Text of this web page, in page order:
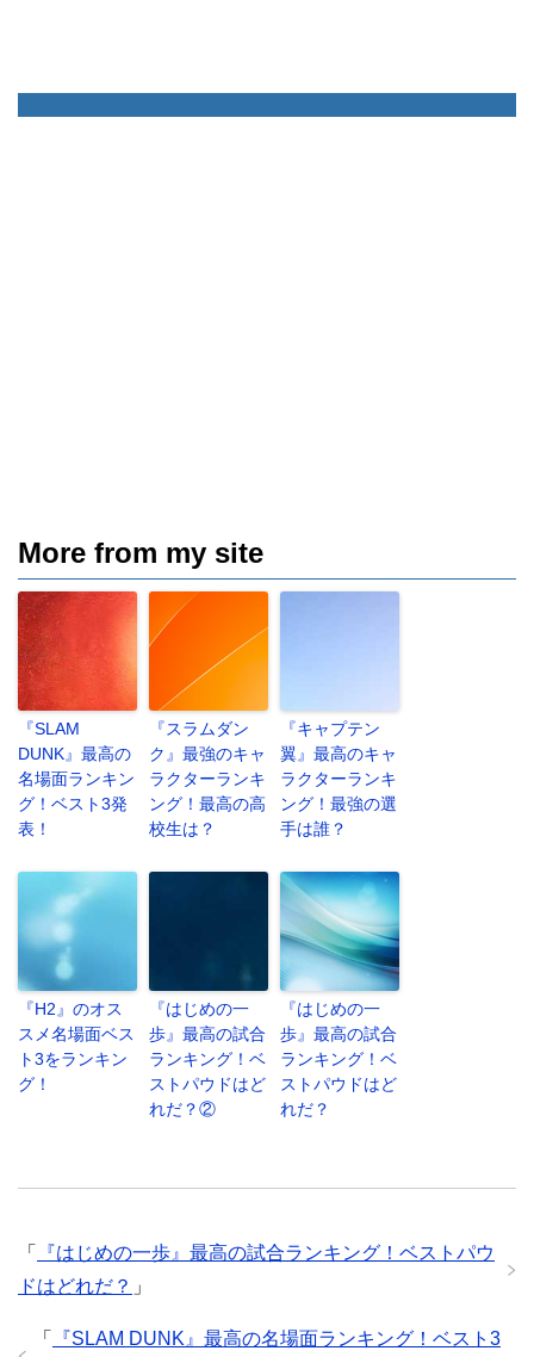
More from my site
『SLAM
DUNK』最高の
名場面ランキン
グ！ベスト3発
表！
『スラムダン
ク』最強のキャ
ラクターランキ
ング！最高の高
校生は？
『キャプテン
翼』最高のキャ
ラクターランキ
ング！最強の選
手は誰？
『H2』のオス
スメ名場面ベス
ト3をランキン
グ！
『はじめの一
歩』最高の試合
ランキング！ベ
ストパウドはど
れだ？②
『はじめの一
歩』最高の試合
ランキング！ベ
ストパウドはど
れだ？
「
『はじめの一歩』最高の試合ランキング！ベストパウ
ドはどれだ？ 」
「
『SLAM DUNK』最高の名場面ランキング！ベスト3